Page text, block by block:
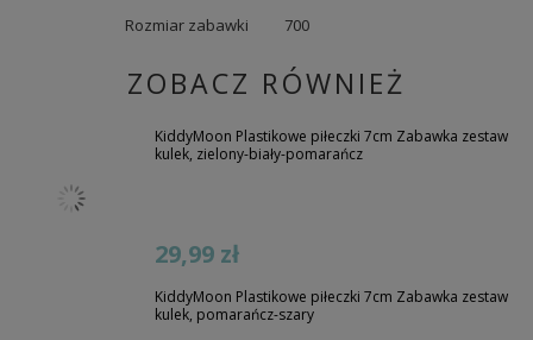
Rozmiar zabawki 700
ZOBACZ RÓWNIEŻ
KiddyMoon Plastikowe piłeczki 7cm Zabawka zestaw
kulek, zielony-biały-pomarańcz
29,99 zł
KiddyMoon Plastikowe piłeczki 7cm Zabawka zestaw
kulek, pomarańcz-szary